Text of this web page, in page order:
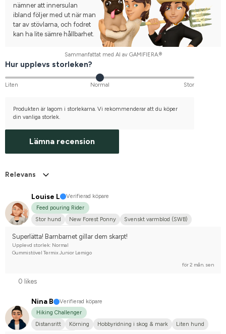
nämner att innersulan
ibland följer med ut när man
tar av stövlarna, och fodret
kan ha lite sämre hållbarhet.
Sammanfattat med AI av GAMIFIERA.®
Hur upplevs storleken?
Liten Normal Stor
Produkten är lagom i storlekarna. Vi rekommenderar att du köper
din vanliga storlek.
Lämna recension
Relevans
Louise L
Verifierad köpare
Feed pouring Rider
Stor hund
New Forest Ponny
Svenskt varmblod (SWB)
Superlätta! Barnbarnet gillar dem skarpt!
Upplevd storlek: Normal
Gummistövel Termix Junior Lemigo
för 2 mån. sen
0 likes
Nina B
Verifierad köpare
Hiking Challenger
Distansritt
Körning Hobbyridning i skog & mark
Liten hund